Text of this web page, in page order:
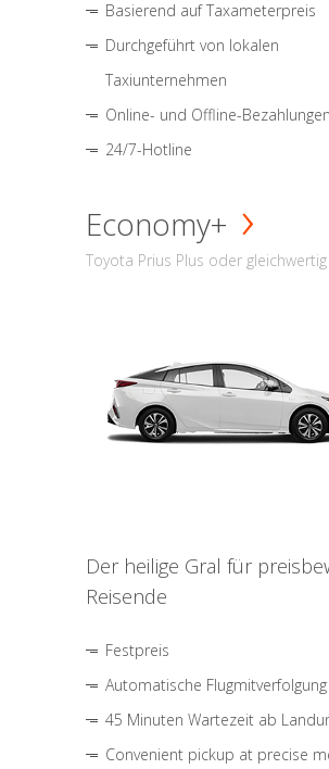
Basierend auf Taxameterpreis
Durchgeführt von lokalen
Taxiunternehmen
Online- und Offline-Bezahlungen
24/7-Hotline
Economy+
Toyota Prius Plus oder gleichwertig
Der heilige Gral für
Reisende
Festpreis
Automatische Flugmitverfolgung
45 Minuten Wartezeit ab
Convenient pickup at precise